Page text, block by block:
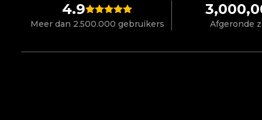
4.9
Meer dan 2.500.000 gebruikers Afgeronde